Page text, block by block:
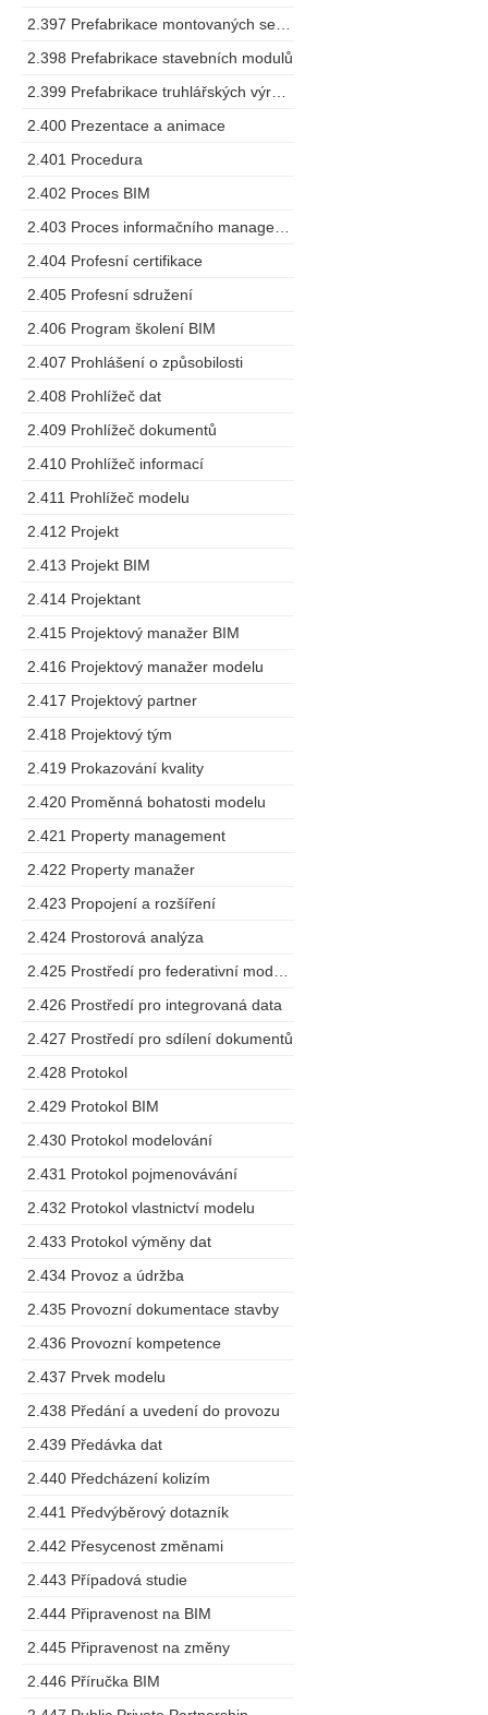
2.398 Prefabrikace stavebních modulů
2.400 Prezentace a animace
2.401 Procedura
2.402 Proces BIM
2.404 Profesní certifikace
2.405 Profesní sdružení
2.406 Program školení BIM
2.407 Prohlášení o způsobilosti
2.408 Prohlížeč dat
2.409 Prohlížeč dokumentů
2.410 Prohlížeč informací
2.411 Prohlížeč modelu
2.412 Projekt
2.413 Projekt BIM
2.414 Projektant
2.415 Projektový manažer BIM
2.416 Projektový manažer modelu
2.417 Projektový partner
2.418 Projektový tým
2.419 Prokazování kvality
2.420 Proměnná bohatosti modelu
2.421 Property management
2.422 Property manažer
2.423 Propojení a rozšíření
2.424 Prostorová analýza
2.426 Prostředí pro integrovaná data
2.427 Prostředí pro sdílení dokumentů
2.428 Protokol
2.429 Protokol BIM
2.430 Protokol modelování
2.431 Protokol pojmenovávání
2.432 Protokol vlastnictví modelu
2.433 Protokol výměny dat
2.434 Provoz a údržba
2.435 Provozní dokumentace stavby
2.436 Provozní kompetence
2.437 Prvek modelu
2.438 Předání a uvedení do provozu
2.439 Předávka dat
2.440 Předcházení kolizím
2.441 Předvýběrový dotazník
2.442 Přesycenost změnami
2.443 Případová studie
2.444 Připravenost na BIM
2.445 Připravenost na změny
2.446 Příručka BIM